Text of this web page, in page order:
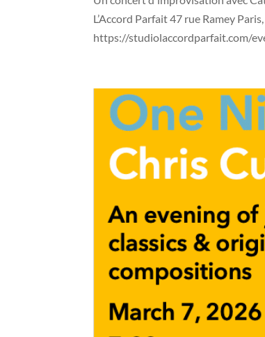
L’Accord Parfait 47 rue Ramey
https://studiolaccordparfait.com/